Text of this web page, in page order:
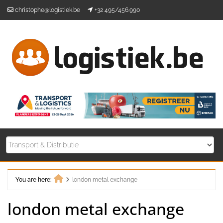
christophe@logistiek.be +32 495/456.990
You are here:
london metal exchange
london metal exchange